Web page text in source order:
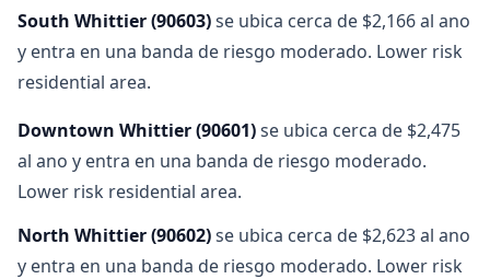
South Whittier(90603)se ubica cerca de $2,166 al ano
y entra en una banda de riesgo moderado. Lower risk
residential area.
Downtown Whittier(90601)se ubica cerca de $2,475
al ano y entra en una banda de riesgo moderado.
Lower risk residential area.
North Whittier(90602)se ubica cerca de $2,623 al ano
y entra en una banda de riesgo moderado. Lower risk